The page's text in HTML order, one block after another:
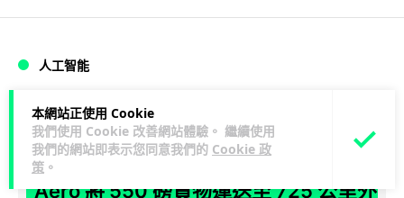
本網站正使用 Cookie
我們使用 Cookie 改善網站體驗。 繼續使用
我們的網站即表示您同意我們的 Cookie 政
策 。
人工智能
Lawton 1 日
貨運火箭 沖繩飛台灣僅需 15 分鐘 Hop
Aero 將 550 磅貨物運送至 725 公里外